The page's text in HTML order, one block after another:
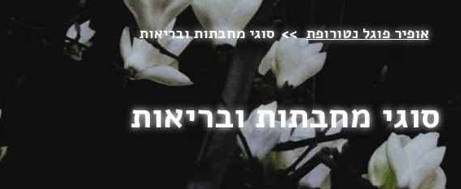
אופיר פוגל נטורופת >>סוגי מחבתות ובריאות
סוגי מחבתות ובריאות